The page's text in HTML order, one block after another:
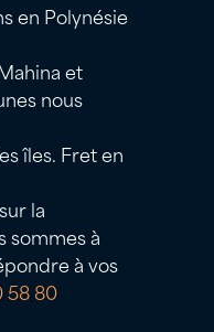
en Polynésie
et
nous
îles. Fret en
la
sommes à
à vos
58 80